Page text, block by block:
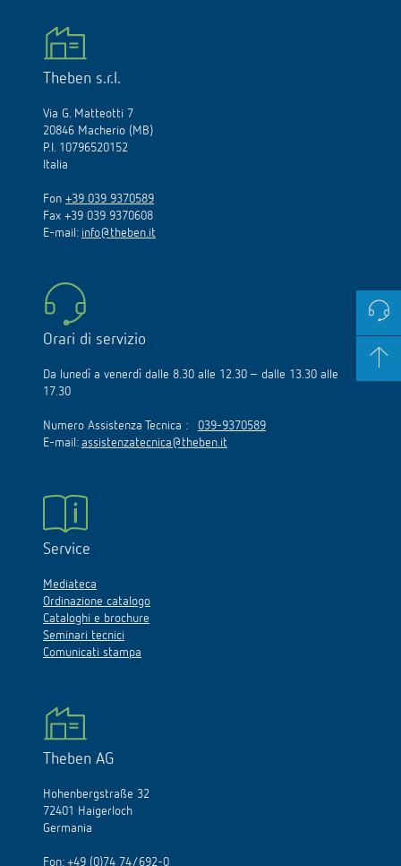
Theben s.r.l.
Via G. Matteotti 7
20846 Macherio (MB)
P.I. 10796520152
Italia
Fon +39 039 9370589
Fax +39 039 9370608
E-mail: info@theben.it
Orari di servizio
Da lunedì a venerdì dalle 8.30 alle 12.30 – dalle 13.30 alle
17.30
Numero Assistenza Tecnica : 039-9370589
E-mail: assistenzatecnica@theben.it
Service
Mediateca
Ordinazione catalogo
Cataloghi e brochure
Seminari tecnici
Comunicati stampa
Theben AG
Hohenbergstraße 32
72401 Haigerloch
Germania
Fon: +49 (0)74 74/692-0